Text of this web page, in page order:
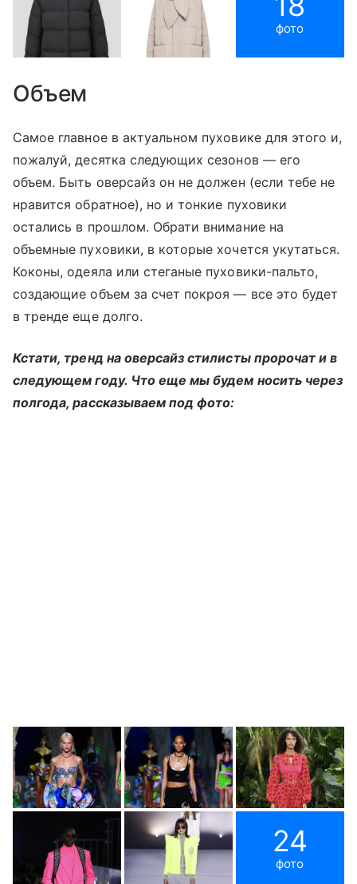
фото
Объем
Самое главное в актуальном пуховике для этого и,
пожалуй, десятка следующих сезонов — его
объем. Быть оверсайз он не должен (если тебе не
нравится обратное), но и тонкие пуховики
остались в прошлом. Обрати внимание на
объемные пуховики, в которые хочется укутаться.
Коконы, одеяла или стеганые пуховики-пальто,
создающие объем за счет покроя — все это будет
в тренде еще долго.
Кстати, тренд на оверсайз стилисты пророчат и в
следующем году. Что еще мы будем носить через
полгода, рассказываем под фото:
24
фото